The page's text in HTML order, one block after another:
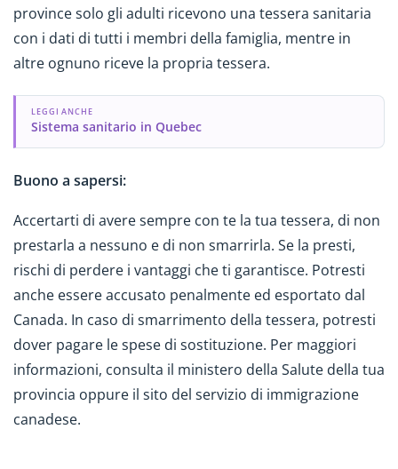
province solo gli adulti ricevono una tessera sanitaria
con i dati di tutti i membri della famiglia, mentre in
altre ognuno riceve la propria tessera.
LEGGI ANCHE
Sistema sanitario in Quebec
Buono a sapersi:
Accertarti di avere sempre con te la tua tessera, di non
prestarla a nessuno e di non smarrirla. Se la presti,
rischi di perdere i vantaggi che ti garantisce. Potresti
anche essere accusato penalmente ed esportato dal
Canada. In caso di smarrimento della tessera, potresti
dover pagare le spese di sostituzione. Per maggiori
informazioni, consulta il ministero della Salute della tua
provincia oppure il sito del servizio di immigrazione
canadese.